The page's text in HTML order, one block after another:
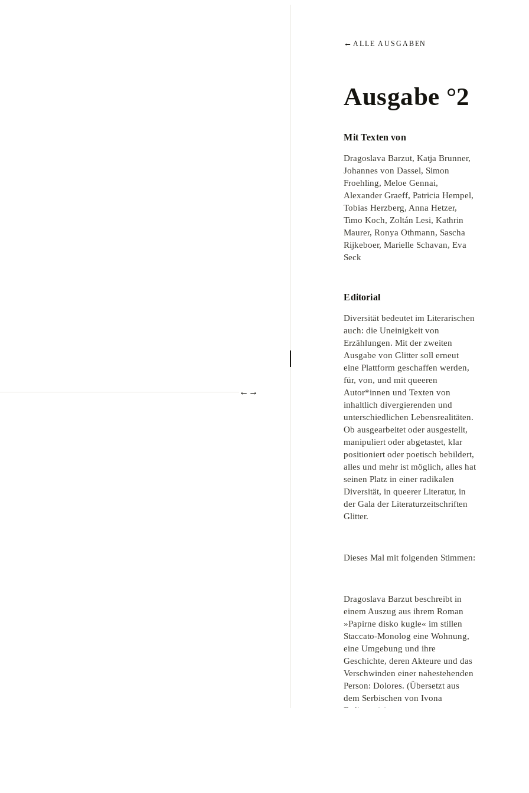
← →
←ALLE AUSGABEN
Ausgabe °2
Mit Texten von
Dragoslava Barzut, Katja Brunner,
Johannes von Dassel, Simon
Froehling, Meloe Gennai,
Alexander Graeff, Patricia Hempel,
Tobias Herzberg, Anna Hetzer,
Timo Koch, Zoltán Lesi, Kathrin
Maurer, Ronya Othmann, Sascha
Rijkeboer, Marielle Schavan, Eva
Seck
Editorial
Diversität bedeutet im Literarischen
auch: die Uneinigkeit von
Erzählungen. Mit der zweiten
Ausgabe von Glitter soll erneut
eine Plattform geschaffen werden,
für, von, und mit queeren
Autor*innen und Texten von
inhaltlich divergierenden und
unterschiedlichen Lebensrealitäten.
Ob ausgearbeitet oder ausgestellt,
manipuliert oder abgetastet, klar
positioniert oder poetisch bebildert,
alles und mehr ist möglich, alles hat
seinen Platz in einer radikalen
Diversität, in queerer Literatur, in
der Gala der Literaturzeitschriften
Glitter.
Dieses Mal mit folgenden Stimmen:
Dragoslava Barzut beschreibt in
einem Auszug aus ihrem Roman
»Papirne disko kugle« im stillen
Staccato-Monolog eine Wohnung,
eine Umgebung und ihre
Geschichte, deren Akteure und das
Verschwinden einer nahestehenden
Person: Dolores. (Übersetzt aus
dem Serbischen von Ivona
Brdjanovic)